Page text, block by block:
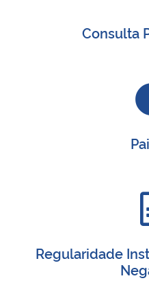
Consulta
Regularidade